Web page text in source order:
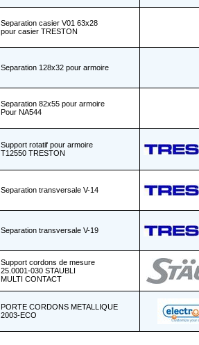
Separation casier V01 63x28
pour casier TRESTON
Separation 128x32 pour armoire
Separation 82x55 pour armoire
Pour NA544
Support rotatif pour armoire
T12550 TRESTON
Separation transversale V-14
Separation transversale V-19
Support cordons de mesure
25.0001-030 STAUBLI
MULTI CONTACT
PORTE CORDONS METALLIQUE
2003-ECO